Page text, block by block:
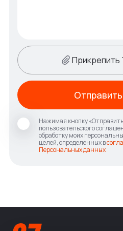
Прикрепить
Нажимая кнопку
пользовательского
обработку моих
целей, определенных в
Персональных данных